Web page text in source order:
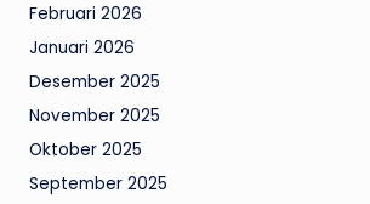
Februari 2026
Januari 2026
Desember 2025
November 2025
Oktober 2025
September 2025